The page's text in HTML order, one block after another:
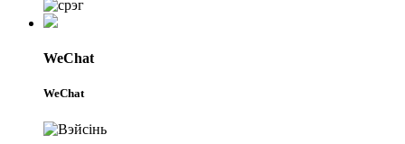
WeChat
WeChat